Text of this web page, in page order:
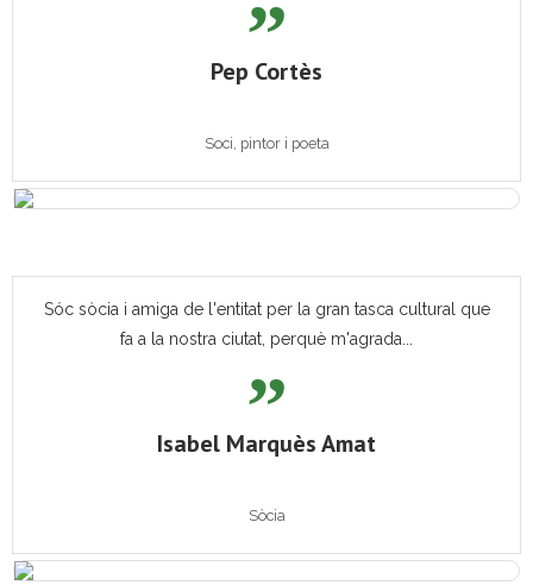
Pep Cortès
Soci, pintor i poeta
Sóc sòcia i amiga de l'entitat per la gran tasca cultural que
fa a la nostra ciutat, perquè m'agrada...
Isabel Marquès Amat
Sòcia